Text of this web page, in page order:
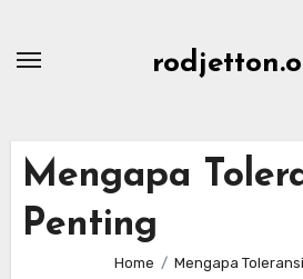
Mengapa
Penting
Home Mengapa